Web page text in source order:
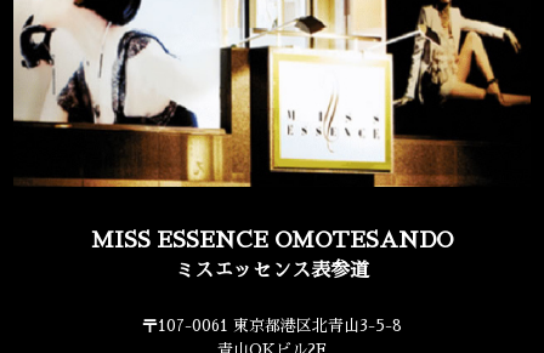
MISS ESSENCE OMOTESANDO
ミスエッセンス表参道
〒107-0061 東京都港区北青山3-5-8
青山OKビル2F